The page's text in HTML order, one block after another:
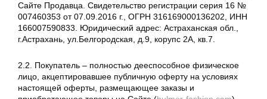
Сайте Продавца. Свидетельство регистрации серия 16 №
007460353 от 07.09.2016 г., ОГРН 316169000136202, ИНН
166007590833. Юридический адрес: Астраханская обл.,
г.Астрахань, ул.Белгородская, д.9, корупс 2А, кв.7.
2.2. Покупатель – полностью дееспособное физическое
лицо, акцептировавшее публичную оферту на условиях
настоящей оферты, размещающее заказы и